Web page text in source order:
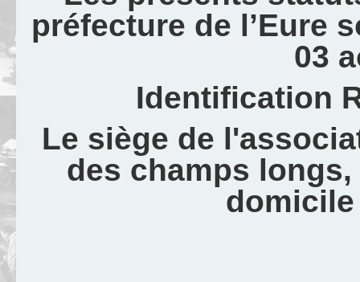
préfecture de l’Eure
03
Identification
Le siège de
des champs longs,